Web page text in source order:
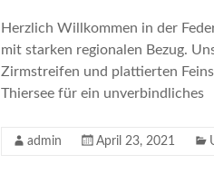
Herzlich Willkommen in der
mit starken regionalen Bezug.
Zirmstreifen und plattierten
Thiersee für ein unverbindliches
admin April 23, 2021